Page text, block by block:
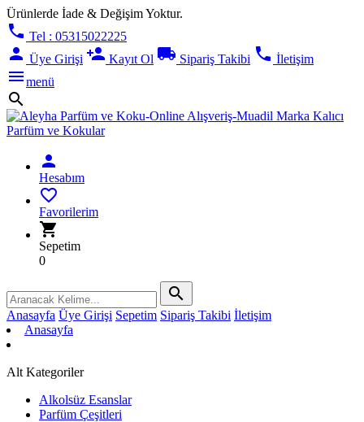
Ürünlerde İade & Değişim Yoktur.
phone Tel : 05315022225
person Üye Girişi person_add Kayıt Ol local_shipping Sipariş Takibi phone İletişim
menumenü
search
person
Hesabım
favorite_border
Favorilerim
shopping_cart
Sepetim
0
search
Anasayfa Üye Girişi Sepetim Sipariş Takibi İletişim
Anasayfa
Alt Kategoriler
Alkolsüz Esanslar
Parfüm Çeşitleri